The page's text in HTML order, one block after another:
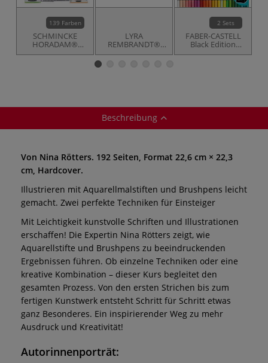
139 Farben
SCHMINCKE
HORADAM®
Feinste Künstler-
LYRA
REMBRANDT®
„Polycolor und
2 Sets
FABER-CASTELL
Black Edition
Buntstifte,
Beschreibung
Von Nina Rötters. 192 Seiten, Format 22,6 cm × 22,3
cm, Hardcover.
Illustrieren mit Aquarellmalstiften und Brushpens leicht
gemacht. Zwei perfekte Techniken für Einsteiger
Mit Leichtigkeit kunstvolle Schriften und Illustrationen
erschaffen! Die Expertin Nina Rötters zeigt, wie
Aquarellstifte und Brushpens zu beeindruckenden
Ergebnissen führen. Ob einzelne Techniken oder eine
kreative Kombination – dieser Kurs begleitet den
gesamten Prozess. Von den ersten Strichen bis zum
fertigen Kunstwerk entsteht Schritt für Schritt etwas
ganz Besonderes. Ein inspirierender Weg zu mehr
Ausdruck und Kreativität!
Autorinnenporträt: